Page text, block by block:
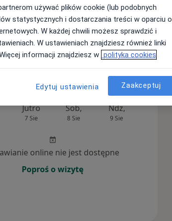
online nie jest dostępne
Poproś o wizytę
Jutro
7 Sie
Sob,
8 Sie
Ndz,
9 Sie
Pon,
online nie jest dostępne
Poproś o wizytę
używać plików cookie (lub podobnych
statystycznych i dostarczania treści w oparciu o
W każdej chwili możesz sprawdzić i
W ustawieniach znajdziesz również linki
informacji znajdziesz w polityka cookies
Edytuj ustawienia Zaakceptuj